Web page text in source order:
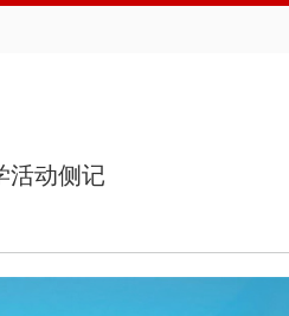
动侧记